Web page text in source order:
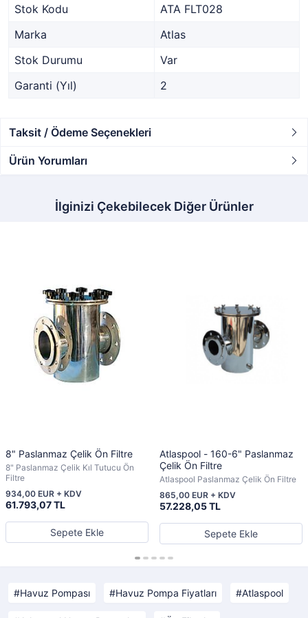
Stok Kodu
ATA FLT028
Marka
Atlas
Stok Durumu
Var
Garanti (Yıl)
2
Taksit / Ödeme Seçenekleri
Ürün Yorumları
İlginizi Çekebilecek Diğer Ürünler
8" Paslanmaz Çelik Ön Filtre
8" Paslanmaz Çelik Kıl Tutucu Ön
Filtre
61.793,07 TL
934,00 EUR + KDV
Sepete Ekle
Atlaspool - 160-6" Paslanmaz
Çelik Ön Filtre
Atlaspool Paslanmaz Çelik Ön Filtre
57.228,05 TL
865,00 EUR + KDV
Sepete Ekle
Havuz Pompası Havuz Pompa Fiyatları Atlaspool